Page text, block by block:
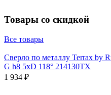
Товары со скидкой
Все товары
Сверло по металлу Terrax by
G h8 5xD 118° 214130TX
1 934 ₽